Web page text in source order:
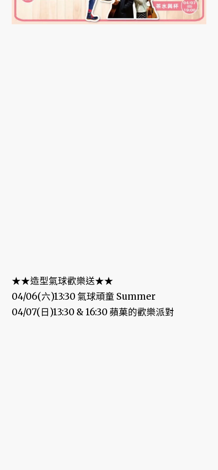
★★造型氣球歡樂送★★
04/06(六)13:30 氣球頑童 Summer
04/07(日)13:30 & 16:30 蘋菓的歡樂派對